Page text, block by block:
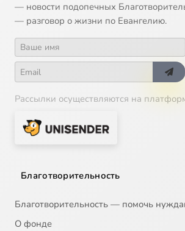
— новости подопечных
— разговор о жизни по Евангелию.
Рассылки осуществляются на
Благотворительность
Благотворительность — помочь
О фонде